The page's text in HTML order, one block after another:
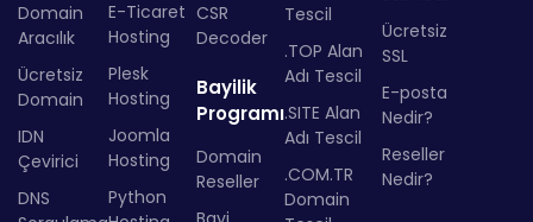
Domain
Aracılık
Ücretsiz
Domain
IDN
Çevirici
DNS
E-Ticaret
Hosting
Plesk
Hosting
Joomla
Hosting
Python
CSR
Decoder
Bayilik
Programı
Domain
Reseller
Tescil
.TOP Alan
Adı Tescil
.SITE Alan
Adı Tescil
.COM.TR
Domain
Ücretsiz
SSL
E-posta
Nedir?
Reseller
Nedir?